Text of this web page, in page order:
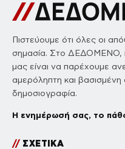
Πιστεύουμε ότι όλες οι
σημασία. Στο ΔΕΔΟΜΕΝΟ,
μας είναι να παρέχουμε
αμερόληπτη και
δημοσιογραφία.
Η ενημέρωσή σας, το
//ΣΧΕΤΙΚΑ